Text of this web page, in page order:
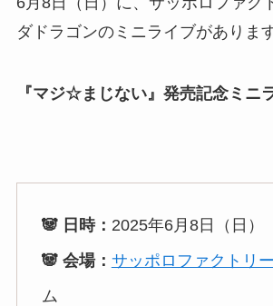
ダドラゴンのミニライブがありま
『マジ☆まじない』発売記念ミニ
🐼 日時： 2025年6月8日（日
🐼 会場： サッポロファクトリー
ム